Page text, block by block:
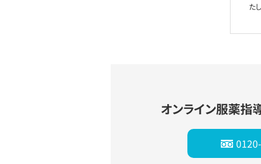
た
オンライン服薬指